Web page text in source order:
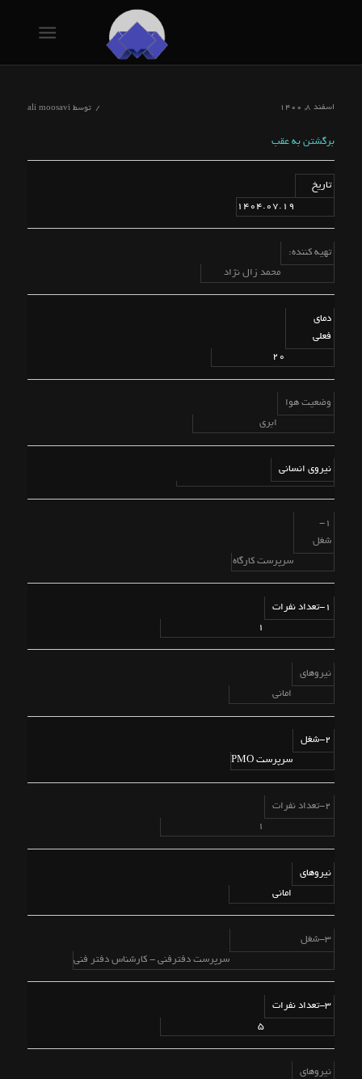
اسفند ۸, ۱۴۰۰ / توسطali moosavi
برگشتن به عقب
تاریخ
1404.07.19
تهیه کننده:
محمد زال نژاد
دمای
فعلی
20
وضعیت هوا
ابری
نیروی انسانی
1-
شغل
سرپرست کارگاه
1-تعداد نفرات
1
نیروهای
امانی
2-شغل
سرپرست PMO
2-تعداد نفرات
1
نیروهای
امانی
3-شغل
سرپرست دفترفنی - کارشناس دفتر فنی
3-تعداد نفرات
5
نیروهای